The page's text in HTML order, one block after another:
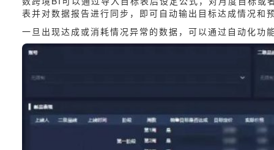
表并对数据报告进行同步，即可自动输出目标达成情况和
一旦出现达成或消耗情况异常的数据，可以通过自动化